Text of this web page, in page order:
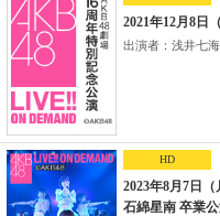
2021年12月8日
出演者：浅井七
HD
2023年8月7日
石綿星南 卒業